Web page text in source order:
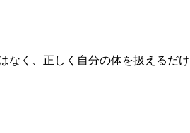
なく、正しく自分の体を扱えるだけ